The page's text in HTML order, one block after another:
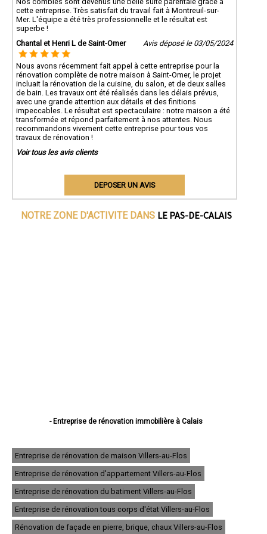
cette entreprise. Très satisfait du travail fait à Montreuil-sur-
Mer. L'équipe a été très professionnelle et le résultat est
superbe !
Chantal et Henri L de Saint-Omer
Avis déposé le 03/05/2024
Nous avons récemment fait appel à cette entreprise pour la
rénovation complète de notre maison à Saint-Omer, le projet
incluait la rénovation de la cuisine, du salon, et de deux salles
de bain. Les travaux ont été réalisés dans les délais prévus,
avec une grande attention aux détails et des finitions
impeccables. Le résultat est spectaculaire : notre maison a été
transformée et répond parfaitement à nos attentes. Nous
recommandons vivement cette entreprise pour tous vos
travaux de rénovation !
Voir tous les avis clients
DEPOSER UN AVIS
NOTRE ZONE D'ACTIVITE DANS LE PAS-DE-CALAIS
- Entreprise de rénovation immobilière à Calais
- Entreprise de rénovation immobilière à Lens
- Entreprise de rénovation immobilière à Liévin
- Entreprise de rénovation immobilière à Béthune
- Entreprise de rénovation immobilière à Hénin-Beaumont
- Entreprise de rénovation immobilière à Bruay-la-Buissière
- Entreprise de rénovation immobilière à Avion
- Entreprise de rénovation immobilière à Carvin
- Entreprise de rénovation immobilière à Berck
Entreprise de rénovation de maison Villers-au-Flos
Entreprise de rénovation d'appartement Villers-au-Flos
Entreprise de rénovation du batiment Villers-au-Flos
Entreprise de rénovation tous corps d'état Villers-au-Flos
Rénovation de façade en pierre, brique, chaux Villers-au-Flos